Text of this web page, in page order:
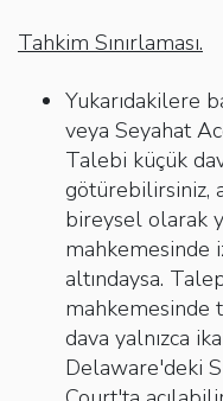
Tahkim Sınırlaması.
Yukarıdakilere
veya Seyahat
Talebi küçük
götürebilirsiniz,
bireysel olarak
mahkemesinde
altındaysa.
mahkemesinde
dava yalnızca
Delaware'deki